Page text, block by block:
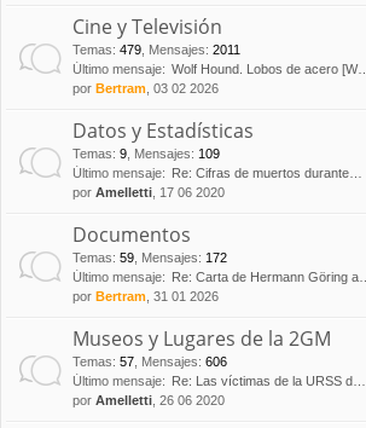
Cine y Televisión
Temas: 479 Mensajes: 2011
Último mensaje: Wolf Hound. Lobos de acero [W…
por Bertram , 03 02 2026
Datos y Estadísticas
Temas: 9 Mensajes: 109
Último mensaje:
Re: Cifras de muertos durante…
por Amelletti , 17 06 2020
Documentos
Temas: 59 Mensajes: 172
Último mensaje:
Re: Carta de Hermann Göring a…
por Bertram , 31 01 2026
Museos y Lugares de la 2GM
Temas: 57 Mensajes: 606
Último mensaje:
Re: Las víctimas de la URSS d…
por Amelletti , 26 06 2020